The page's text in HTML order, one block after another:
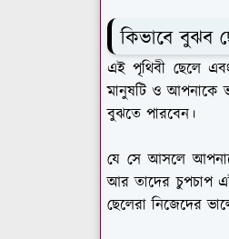
কিভাবে বুঝব
এই পৃথিবী ছেলে
মানুষটি ও আপনাকে
বুঝতে পারবেন।
যে সে আসলে
আর তাদের চুপচাপ
ছেলেরা নিজেদের